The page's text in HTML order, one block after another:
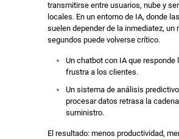
transmitirse entre usuarios, nube y
locales. En un entorno de IA, donde
suelen depender de la inmediatez, un
segundos puede volverse crítico.
Un chatbot con IA que responde
frustra a los clientes.
Un sistema de análisis
procesar datos retrasa la
suministro.
El resultado: menos productividad,